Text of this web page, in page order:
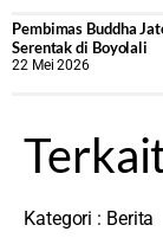
‎Pembimas Buddha
Serentak di Boyolali
22 Mei 2026
Kategori : Berita